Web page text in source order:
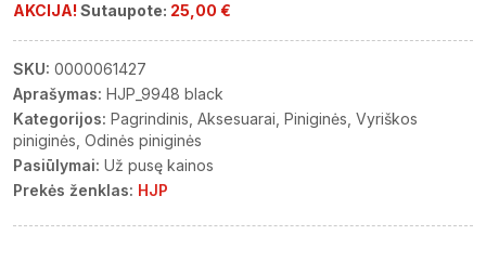
AKCIJA! Sutaupote: 25,00 €
SKU: 0000061427
Aprašymas: HJP_9948 black
Kategorijos: Pagrindinis Aksesuarai Piniginės Vyriškos
piniginės Odinės piniginės
Pasiūlymai: Už pusę kainos
Prekės ženklas: HJP